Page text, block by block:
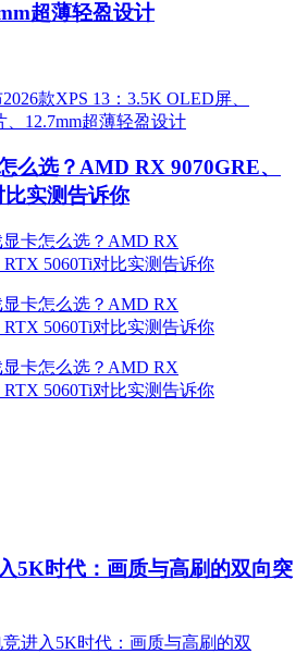
超薄轻盈设计
么选？AMD RX 9070GRE、
实测告诉你
5K时代：画质与高刷的双向突